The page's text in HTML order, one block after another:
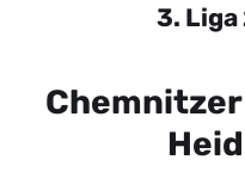
3.
Chemnitzer